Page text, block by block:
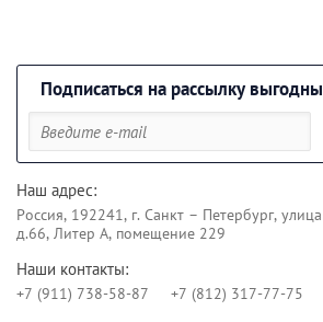
Подписаться на рассылку
Наш адрес:
Россия, 192241, г. Санкт – Петербург,
д.66, Литер А, помещение 229
Наши контакты:
+7 (911) 738-58-87 +7 (812) 317-77-75